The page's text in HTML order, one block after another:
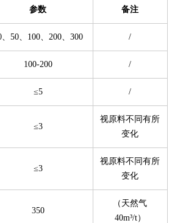
参数 备注
、50、100、200、300 /
100-200 /
≤5 /
≤3
视原料不同有所
变化
≤3
视原料不同有所
变化
350
（天然气
40m³/t）